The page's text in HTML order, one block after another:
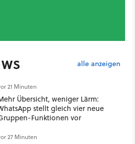
alle anzeigen
21 Minuten
Übersicht, weniger Lärm:
stellt gleich vier neue
Funktionen vor
27 Minuten